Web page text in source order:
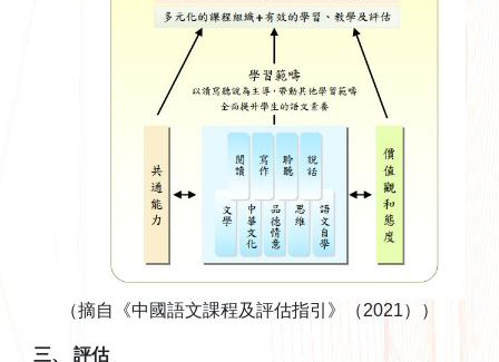
（摘自《中國語文課程及評估指引》（2021））
三、 評估